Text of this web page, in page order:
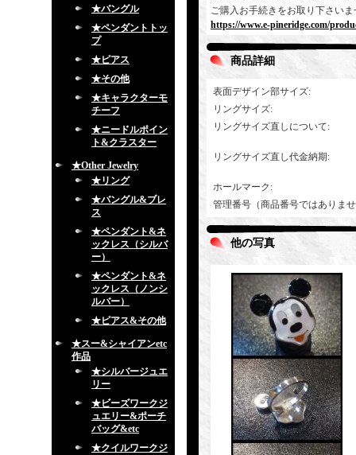
★バングル
★ペンダントトッ
プ
★ピアス
★その他
★キャラクターモ
チーフ
★ニードルポイン
ト&クラスター
★Other Jewelry
★リング
★バングル&ブレ
ス
★ペンダント&ネ
ックレス（シルバ
ー）
★ペンダント&ネ
ックレス（ノンシ
ルバー）
★ピアス&その他
★スー&シャイアンetc
作品
★シルバージュエ
リー
★ビーズワークジ
ュエリー&ポーチ
バッグ&etc
★クイルワークジ
ご購入お手続きをお取り下さいま
https://www.e-pineridge.com/
商品詳細
表面デザイン部サイズ:
リングサイズ:
リングサイズ直しについて:
リングサイズ直し代金納期:
ホールマーク :
管理番号（商品番号ではありま
他の写真